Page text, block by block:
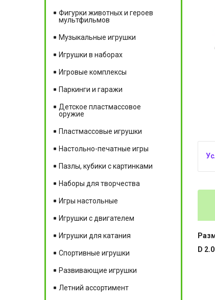
D
Фигурки животных и героев
мультфильмов
Музыкальные игрушки
Игрушки в наборах
Игровые комплексы
Паркинги и гаражи
Детское пластмассовое
оружие
Пластмассовые игрушки
Настольно-печатные игры
Пазлы, кубики с картинками
Наборы для творчества
Игры настольные
Игрушки с двигателем
Игрушки для катания
Спортивные игрушки
Развивающие игрушки
Летний ассортимент